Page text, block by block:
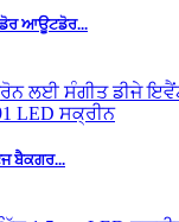
ਆਊਟਡੋਰ...
ਬੈਕਗਰ...